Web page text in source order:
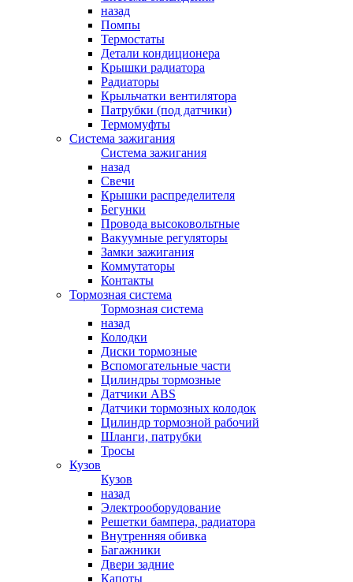
назад
Помпы
Термостаты
Детали кондиционера
Крышки радиатора
Радиаторы
Крыльчатки вентилятора
Патрубки (под датчики)
Термомуфты
Система зажигания
Система зажигания
назад
Свечи
Крышки распределителя
Бегунки
Провода высоковольтные
Вакуумные регуляторы
Замки зажигания
Коммутаторы
Контакты
Тормозная система
Тормозная система
назад
Колодки
Диски тормозные
Вспомогательные части
Цилиндры тормозные
Датчики ABS
Датчики тормозных колодок
Цилиндр тормозной рабочий
Шланги, патрубки
Тросы
Кузов
Кузов
назад
Электрооборудование
Решетки бампера, радиатора
Внутренняя обивка
Багажники
Двери задние
Капоты